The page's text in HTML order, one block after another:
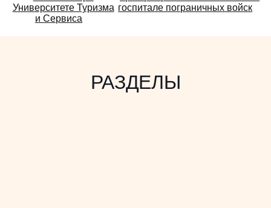
также:
Университете Туризма
и Сервиса
госпитале пограничных войск
РАЗДЕЛЫ